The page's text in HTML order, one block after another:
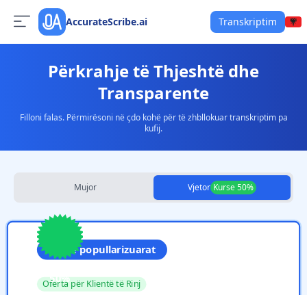
AccurateScribe.ai Transkriptim
Përkrahje të Thjeshtë dhe
Transparente
Filloni falas. Përmirësoni në çdo kohë për të zhbllokuar transkriptim pa
kufij.
Mujor Vjetor Kurse 50%
50%
Më të popullarizuarat
Oferta për Klientë të Rinj